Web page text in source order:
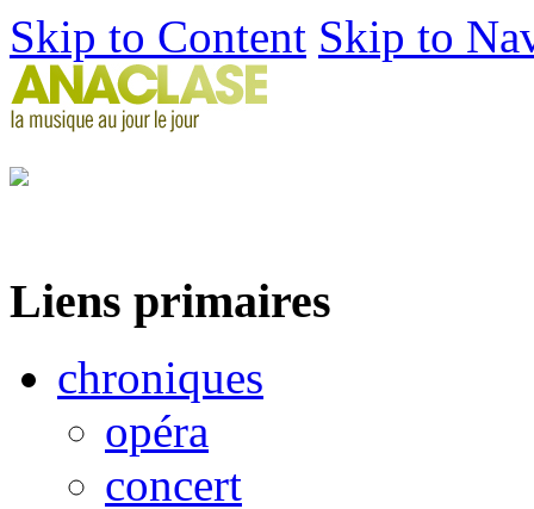
Skip to Content Skip to
Liens primaires
chroniques
opéra
concert